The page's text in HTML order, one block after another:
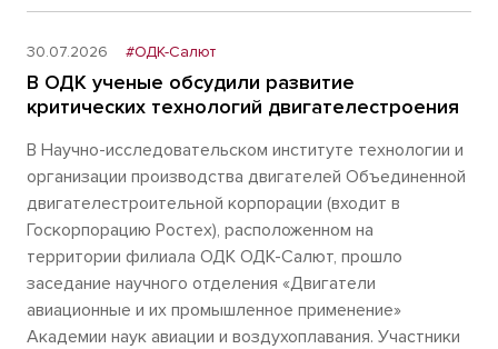
30.07.2026 #ОДК-Салют
В ОДК ученые обсудили развитие
критических технологий двигателестроения
В Научно-исследовательском институте технологии и
организации производства двигателей Объединенной
двигателестроительной корпорации (входит в
Госкорпорацию Ростех), расположенном на
территории филиала ОДК ОДК-Салют, прошло
заседание научного отделения «Двигатели
авиационные и их промышленное применение»
Академии наук авиации и воздухоплавания. Участники